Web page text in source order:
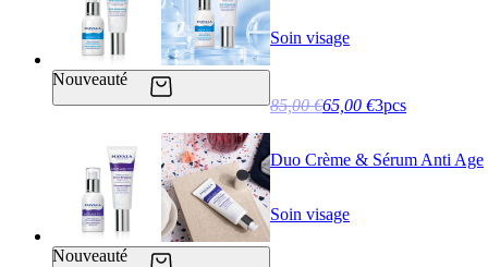
Nouveauté
Soin visage
85,00 €65,00 €3pcs
Nouveauté
Duo Crème & Sérum Anti Age
Soin visage